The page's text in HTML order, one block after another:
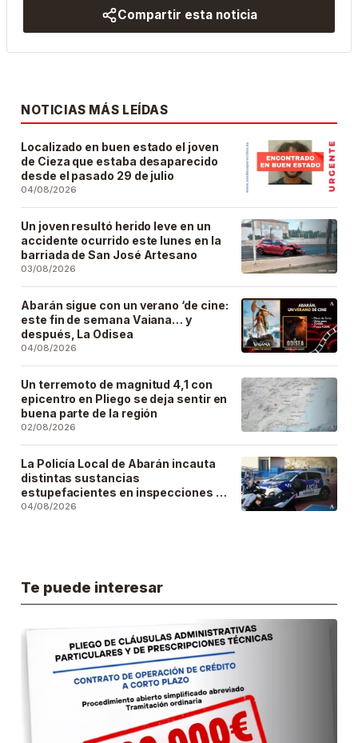
Compartir esta noticia
NOTICIAS MÁS LEÍDAS
Localizado en buen estado el joven
de Cieza que estaba desaparecido
desde el pasado 29 de julio
04/08/2026
Un joven resultó herido leve en un
accidente ocurrido este lunes en la
barriada de San José Artesano
03/08/2026
Abarán sigue con un verano ‘de cine:
este fin de semana Vaiana… y
después, La Odisea
04/08/2026
Un terremoto de magnitud 4,1 con
epicentro en Pliego se deja sentir en
buena parte de la región
02/08/2026
La Policía Local de Abarán incauta
distintas sustancias
estupefacientes en inspecciones a
locales públicos del municipio
04/08/2026
Te puede interesar